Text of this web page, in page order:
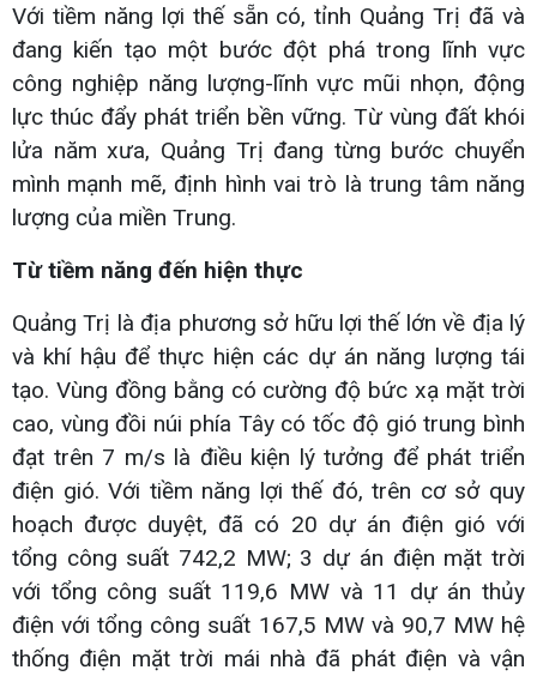
Với tiềm năng lợi thế sẵn có, tỉnh Quảng Trị đã và
đang kiến tạo một bước đột phá trong lĩnh vực
công nghiệp năng lượng-lĩnh vực mũi nhọn, động
lực thúc đẩy phát triển bền vững. Từ vùng đất khói
lửa năm xưa, Quảng Trị đang từng bước chuyển
mình mạnh mẽ, định hình vai trò là trung tâm năng
lượng của miền Trung.
Từ tiềm năng đến hiện thực
Quảng Trị là địa phương sở hữu lợi thế lớn về địa lý
và khí hậu để thực hiện các dự án năng lượng tái
tạo. Vùng đồng bằng có cường độ bức xạ mặt trời
cao, vùng đồi núi phía Tây có tốc độ gió trung bình
đạt trên 7 m/s là điều kiện lý tưởng để phát triển
điện gió. Với tiềm năng lợi thế đó, trên cơ sở quy
hoạch được duyệt, đã có 20 dự án điện gió với
tổng công suất 742,2 MW; 3 dự án điện mặt trời
với tổng công suất 119,6 MW và 11 dự án thủy
điện với tổng công suất 167,5 MW và 90,7 MW hệ
thống điện mặt trời mái nhà đã phát điện và vận